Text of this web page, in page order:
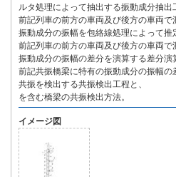
ルタ処理によって抽出する振動成分抽出
前記列車の前方の車両及び後方の車両
振動成分の振幅を包絡線処理によって推
前記列車の前方の車両及び後方の車両
振動成分の振幅の差分を演算する差分演
前記共振橋梁に特有の振動成分の振幅
共振を検出する共振検出工程と、
を含む橋梁の共振検出方法。
イメージ図